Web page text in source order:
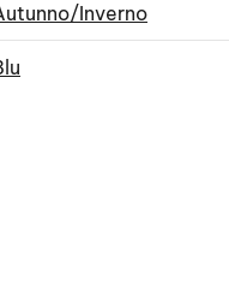
Inverno